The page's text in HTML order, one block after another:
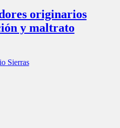
originarios
y maltrato
Sierras